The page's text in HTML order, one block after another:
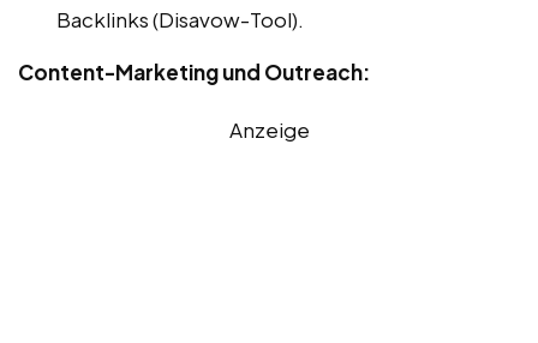
Backlinks (Disavow-Tool).
Content-Marketing und Outreach:
Anzeige